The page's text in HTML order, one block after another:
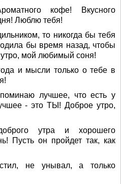
кофе! Вкусного
Люблю тебя!
то никогда бы тебя
бы время назад, чтобы
мой любимый соня!
и мысли только о тебе в
лучшее, что есть у
- это ТЫ! Доброе утро,
утра и хорошего
Пусть он пройдет так, как
не унывал, а только